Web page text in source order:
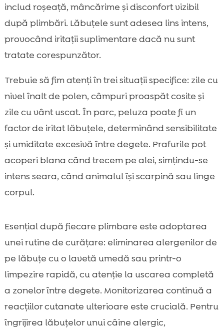
includ roșeață, mâncărime și disconfort vizibil
după plimbări. Lăbuțele sunt adesea lins intens,
provocând iritații suplimentare dacă nu sunt
tratate corespunzător.
Trebuie să fim atenți în trei situații specifice: zile cu
nivel înalt de polen, câmpuri proaspăt cosite și
zile cu vânt uscat. În parc, peluza poate fi un
factor de iritat lăbuțele, determinând sensibilitate
și umiditate excesivă între degete. Prafurile pot
acoperi blana când trecem pe alei, simțindu-se
intens seara, când animalul își scarpină sau linge
corpul.
Esențial după fiecare plimbare este adoptarea
unei rutine de curățare: eliminarea alergenilor de
pe lăbuțe cu o lavetă umedă sau printr-o
limpezire rapidă, cu atenție la uscarea completă
a zonelor între degete. Monitorizarea continuă a
reacțiilor cutanate ulterioare este crucială. Pentru
îngrijirea lăbuțelor unui câine alergic,